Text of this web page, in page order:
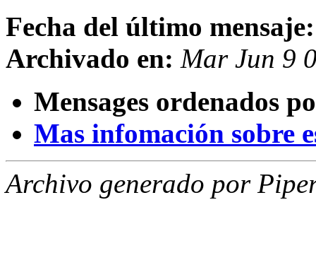
Fecha del último mensaje:
Archivado en: Mar Jun 9
Mensages ordenados
Mas infomación sobre
Archivo generado por